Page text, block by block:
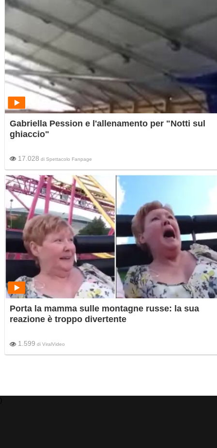
Gabriella Pession e l'allenamento per "Notti sul
ghiaccio"
17.028 di Spettacolo Fanpage
Porta la mamma sulle montagne russe: la sua
reazione è troppo divertente
1.599 di ViralVideo